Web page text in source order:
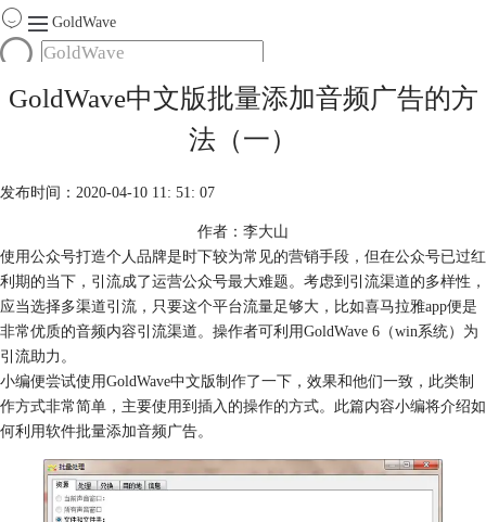
GoldWave
产品
GoldWave中文版批量添加音频广告的方
法（一）
发布时间：2020-04-10 11: 51: 07
作者：李大山
使用公众号打造个人品牌是时下较为常见的营销手段，但在公众号已过红
利期的当下，引流成了运营公众号最大难题。考虑到引流渠道的多样性，
应当选择多渠道引流，只要这个平台流量足够大，比如喜马拉雅app便是
非常优质的音频内容引流渠道。操作者可利用GoldWave 6（win系统）为
引流助力。
小编便尝试使用GoldWave中文版制作了一下，效果和他们一致，此类制
作方式非常简单，主要使用到插入的操作的方式。此篇内容小编将介绍如
何利用软件批量添加音频广告。